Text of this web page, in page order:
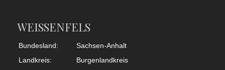
WEISSENFELS
Bundesland:
Sachsen-Anhalt
Landkreis:
Burgenlandkreis